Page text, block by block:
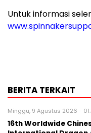
Untuk informasi
BERITA TERKAIT
Minggu, 9 Agustus 2026 -
16th Worldwide